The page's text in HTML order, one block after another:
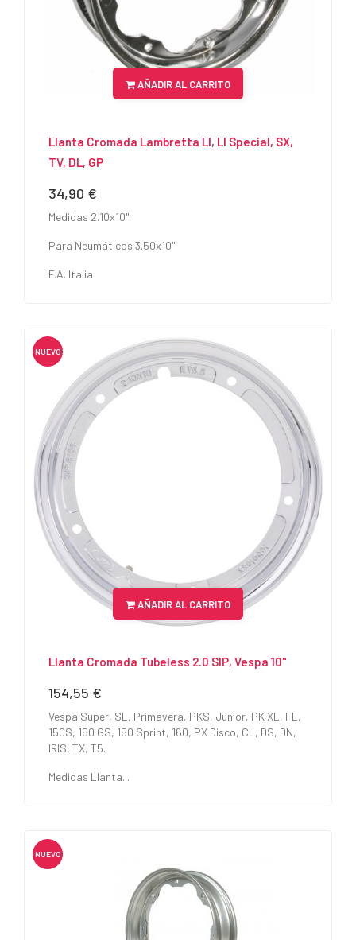
AÑADIR AL CARRITO
Llanta Cromada Lambretta LI, LI Special, SX,
TV, DL, GP
Precio
34,90 €
Medidas 2.10x10"
Para Neumáticos 3.50x10"
F.A. Italia
NUEVO
AÑADIR AL CARRITO
Llanta Cromada Tubeless 2.0 SIP, Vespa 10"
Precio
154,55 €
Vespa Super, SL, Primavera, PKS, Junior, PK XL, FL,
150S, 150 GS, 150 Sprint, 160, PX Disco, CL, DS, DN,
IRIS, TX, T5.
Medidas Llanta...
NUEVO